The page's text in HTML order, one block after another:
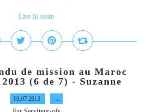
Lire la suite
de mission au Maroc
(6 de 7) - Suzanne
03.07.2013 …